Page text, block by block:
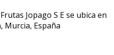
Jopago S E se ubica en
Murcia, España